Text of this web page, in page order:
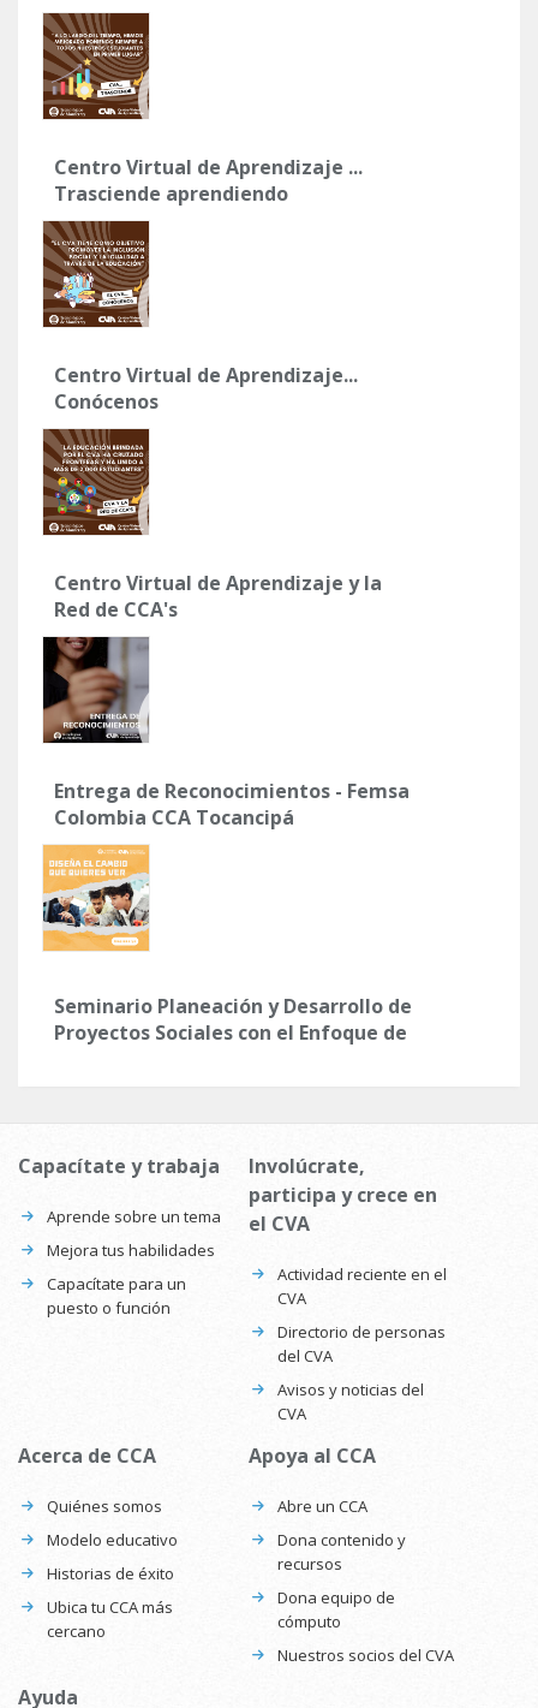
Centro Virtual de Aprendizaje ...
Trasciende aprendiendo
Centro Virtual de Aprendizaje...
Conócenos
Centro Virtual de Aprendizaje y la
Red de CCA's
Entrega de Reconocimientos - Femsa
Colombia CCA Tocancipá
Seminario Planeación y Desarrollo de
Proyectos Sociales con el Enfoque de
Capacítate y trabaja
Aprende sobre un tema
Mejora tus habilidades
Capacítate para un
puesto o función
Involúcrate,
participa y crece en
el CVA
Actividad reciente en el
CVA
Directorio de personas
del CVA
Avisos y noticias del
CVA
Acerca de CCA
Quiénes somos
Modelo educativo
Historias de éxito
Ubica tu CCA más
cercano
Apoya al CCA
Abre un CCA
Dona contenido y
recursos
Dona equipo de
cómputo
Nuestros socios del CVA
Ayuda